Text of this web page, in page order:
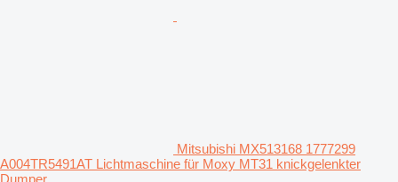
Mitsubishi MX513168 1777299
A004TR5491AT Lichtmaschine für Moxy MT31 knickgelenkter
Dumper